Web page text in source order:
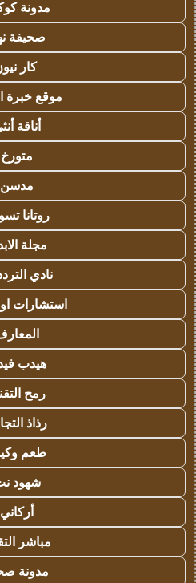
مدونة
صحيفة
كار نيوز
موقع خبرة
أناقة
متورخ
مدسن
روتانا
مجلة
نادي
استشارات
هيدب
رمح
رذاذ
طعم
شهود
أركاني
مباشر
مدونة